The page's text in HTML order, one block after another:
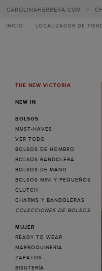
Carolina
Herrera
CAROLINAHERRERA.COM >
INICIO LOCALIZADOR DE
MENUTHE NEW VICTORIA
NEW IN
BOLSOS
MUST-HAVES
VER TODO
BOLSOS DE HOMBRO
BOLSOS BANDOLERA
BOLSOS DE MANO
BOLSOS MINI Y PEQUEÑOS
CLUTCH
CHARMS Y BANDOLERAS
COLECCIONES DE BOLSOS
MUJER
READY TO WEAR
MARROQUINERÍA
ZAPATOS
BISUTERÍA